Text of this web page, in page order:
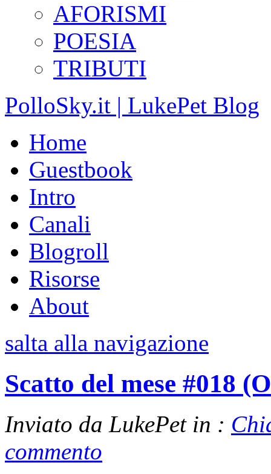
AFORISMI
POESIA
TRIBUTI
PolloSky.it | LukePet Blog
Home
Guestbook
Intro
Canali
Blogroll
Risorse
About
salta alla navigazione
Scatto del mese #018
Inviato da LukePet in :
commento